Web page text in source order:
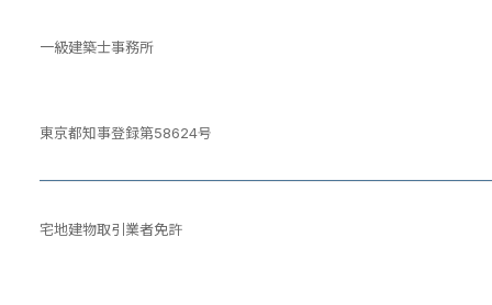
一級建築士事務所
東京都知事登録第58624号
宅地建物取引業者免許